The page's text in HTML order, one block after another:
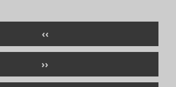
ПРЕДЫДУЩАЯ
СТРАНИЦА
‹‹
СЛЕДУЮЩАЯ
СТРАНИЦА
››